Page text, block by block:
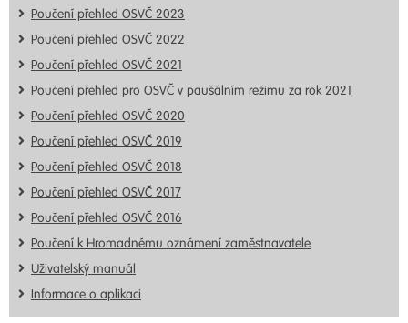
Poučení přehled OSVČ 2023
Poučení přehled OSVČ 2022
Poučení přehled OSVČ 2021
Poučení přehled pro OSVČ v paušálním režimu za rok 2021
Poučení přehled OSVČ 2020
Poučení přehled OSVČ 2019
Poučení přehled OSVČ 2018
Poučení přehled OSVČ 2017
Poučení přehled OSVČ 2016
Poučení k Hromadnému oznámení zaměstnavatele
Uživatelský manuál
Informace o aplikaci